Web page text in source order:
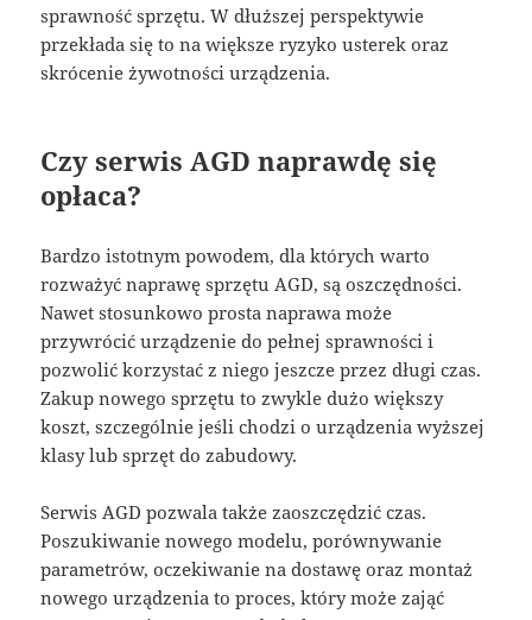
sprawność sprzętu. W dłuższej perspektywie
przekłada się to na większe ryzyko usterek oraz
skrócenie żywotności urządzenia.
Czy serwis AGD naprawdę się
opłaca?
Bardzo istotnym powodem, dla których warto
rozważyć naprawę sprzętu AGD, są oszczędności.
Nawet stosunkowo prosta naprawa może
przywrócić urządzenie do pełnej sprawności i
pozwolić korzystać z niego jeszcze przez długi czas.
Zakup nowego sprzętu to zwykle dużo większy
koszt, szczególnie jeśli chodzi o urządzenia wyższej
klasy lub sprzęt do zabudowy.
Serwis AGD pozwala także zaoszczędzić czas.
Poszukiwanie nowego modelu, porównywanie
parametrów, oczekiwanie na dostawę oraz montaż
nowego urządzenia to proces, który może zająć